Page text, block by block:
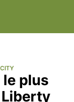
le plus